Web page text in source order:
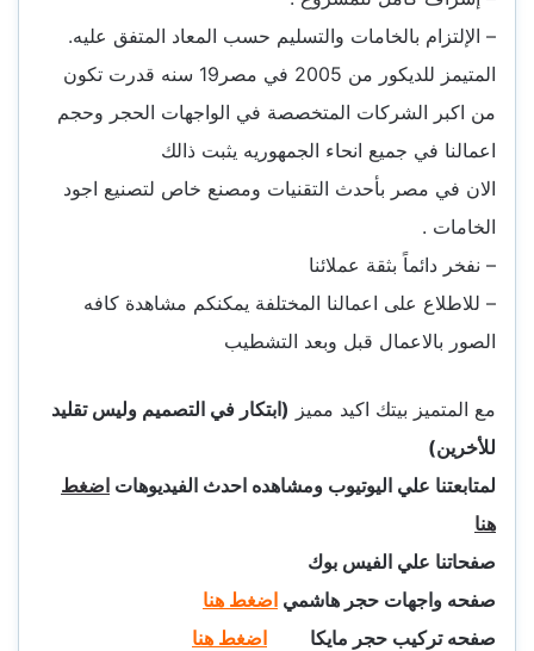
– الإلتزام بالخامات والتسليم حسب المعاد المتفق عليه.
المتيمز للديكور من 2005 في مصر19 سنه قدرت تكون
من اكبر الشركات المتخصصة في الواجهات الحجر وحجم
اعمالنا في جميع انحاء الجمهوريه يثبت ذالك
الان في مصر بأحدث التقنيات ومصنع خاص لتصنيع اجود
الخامات .
– نفخر دائماً بثقة عملائنا
– للاطلاع على اعمالنا المختلفة يمكنكم مشاهدة كافه
الصور بالاعمال قبل وبعد التشطيب
مع المتميز بيتك اكيد مميز (ابتكار في التصميم وليس تقليد
للأخرين)
لمتابعتنا علي اليوتيوب ومشاهده احدث الفيديوهات اضغط
هنا
صفحاتنا علي الفيس بوك
صفحه واجهات حجر هاشمي اضغط هنا
صفحه تركيب حجر مايكا اضغط هنا